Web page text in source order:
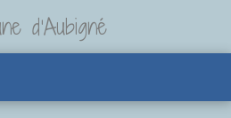
d'Aubigné